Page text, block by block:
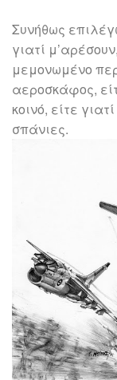
Συνήθως
γιατί
μεμονωμένο
αεροσκάφος,
κοινό, είτε
σπάνιες.